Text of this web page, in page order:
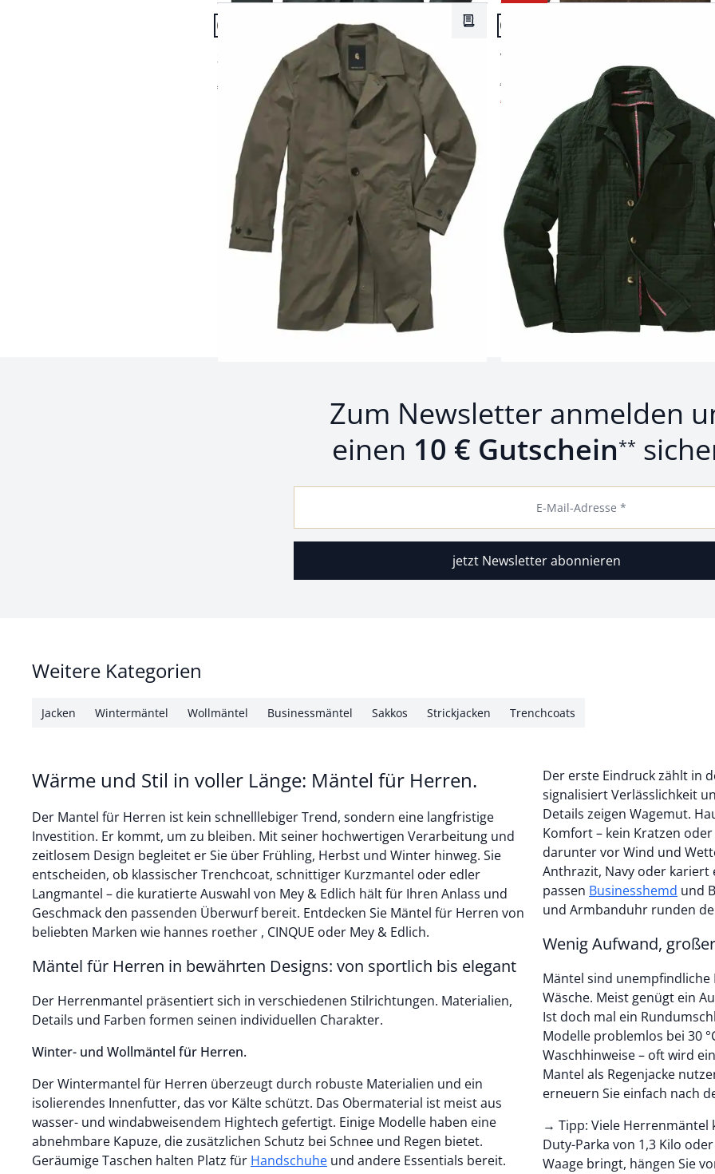
Artikel 22 von 24.
Passform Regular Fit.
Regular Fit
390-Gramm-Mantel
€ 199,95
Merkzettel
Artikel 23 von 24.
Passform Regular Fit.
Regular Fit
Veste de Travail
€ 229,00
€ 159,95 (-30%)
Seite 1 geladen. Zeige Produkte 1 bis 24 von 27. 24 von
zu
Zum Newsletter anmelden
einen 10 € Gutschein**
E-Mail-Adresse *
jetzt Newsletter abonnieren
Weitere Kategorien
Jacken Wintermäntel Wollmäntel Businessmäntel Sakkos Strickjacken Trenchcoats
Wärme und Stil in voller Länge: Mäntel für Herren.
Der Mantel für Herren ist kein schnelllebiger Trend, sondern eine langfristige
Investition. Er kommt, um zu bleiben. Mit seiner hochwertigen Verarbeitung und
zeitlosem Design begleitet er Sie über Frühling, Herbst und Winter hinweg. Sie
entscheiden, ob klassischer Trenchcoat, schnittiger Kurzmantel oder edler
Langmantel – die kuratierte Auswahl von Mey & Edlich hält für Ihren Anlass und
Geschmack den passenden Überwurf bereit. Entdecken Sie Mäntel für Herren von
beliebten Marken wie hannes roether , CINQUE oder Mey & Edlich.
Mäntel für Herren in bewährten Designs: von sportlich bis elegant
Der Herrenmantel präsentiert sich in verschiedenen Stilrichtungen. Materialien,
Details und Farben formen seinen individuellen Charakter.
Winter- und Wollmäntel für Herren.
Der Wintermantel für Herren überzeugt durch robuste Materialien und ein
isolierendes Innenfutter, das vor Kälte schützt. Das Obermaterial ist meist aus
wasser- und windabweisendem Hightech gefertigt. Einige Modelle haben eine
abnehmbare Kapuze, die zusätzlichen Schutz bei Schnee und Regen bietet.
Geräumige Taschen halten Platz für Handschuhe
Der erste Eindruck zählt in
signalisiert Verlässlichkeit
Details zeigen Wagemut.
Komfort – kein Kratzen
darunter vor Wind und
Anthrazit, Navy oder kariert
passen Businesshemd und
und Armbanduhr runden
Wenig Aufwand,
Mäntel sind
Wäsche. Meist genügt ein
Ist doch mal ein
Modelle problemlos bei 30
Waschhinweise – oft wird
Mantel als Regenjacke
erneuern Sie einfach nach
→ Tipp: Viele Herrenmäntel
Duty-Parka von 1,3 Kilo
Waage bringt, hängen Sie